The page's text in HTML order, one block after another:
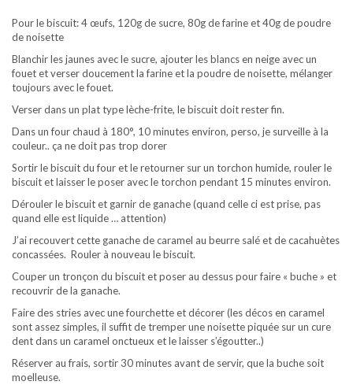
Pour le biscuit: 4 œufs, 120g de sucre, 80g de farine et 40g de poudre
de noisette
Blanchir les jaunes avec le sucre, ajouter les blancs en neige avec un
fouet et verser doucement la farine et la poudre de noisette, mélanger
toujours avec le fouet.
Verser dans un plat type lèche-frite, le biscuit doit rester fin.
Dans un four chaud à 180°, 10 minutes environ, perso, je surveille à la
couleur.. ça ne doit pas trop dorer
Sortir le biscuit du four et le retourner sur un torchon humide, rouler le
biscuit et laisser le poser avec le torchon pendant 15 minutes environ.
Dérouler le biscuit et garnir de ganache (quand celle ci est prise, pas
quand elle est liquide … attention)
J’ai recouvert cette ganache de caramel au beurre salé et de cacahuètes
concassées. Rouler à nouveau le biscuit.
Couper un tronçon du biscuit et poser au dessus pour faire « buche » et
recouvrir de la ganache.
Faire des stries avec une fourchette et décorer (les décos en caramel
sont assez simples, il suffit de tremper une noisette piquée sur un cure
dent dans un caramel onctueux et le laisser s’égoutter..)
Réserver au frais, sortir 30 minutes avant de servir, que la buche soit
moelleuse.